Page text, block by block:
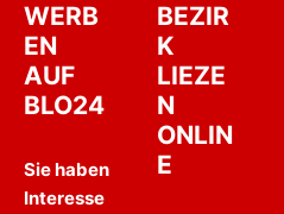
WERB
EN
AUF
BLO24
Sie haben
Interesse
BEZIR
K
LIEZE
N
ONLIN
E